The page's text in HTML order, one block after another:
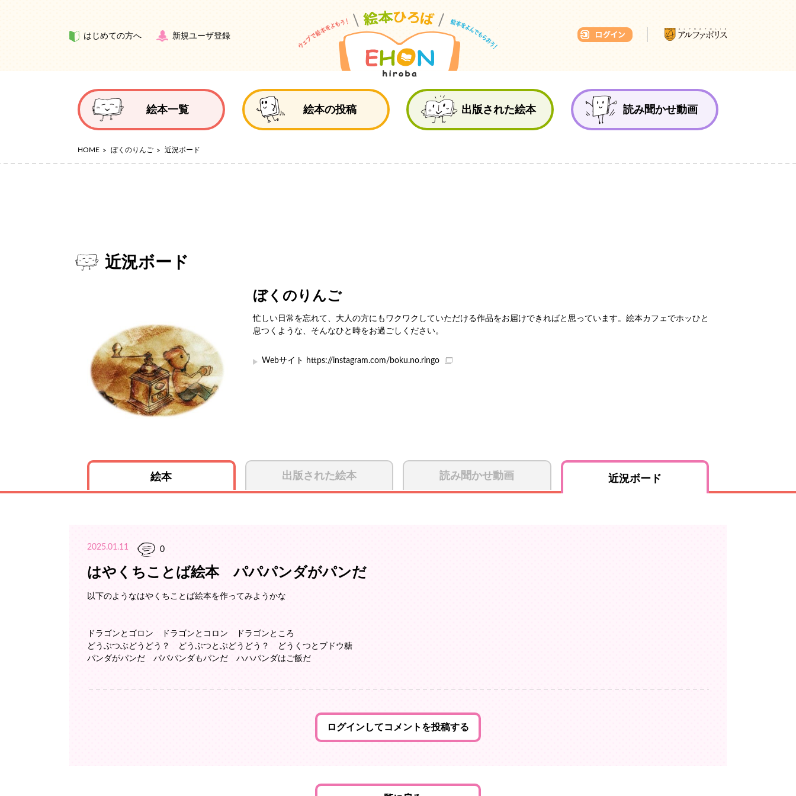
はじめての方へ 新規ユーザ登録
絵本一覧 絵本の投稿 出版された絵本 読み聞かせ動画
HOME ぼくのりんご 近況ボード
近況ボード
ぼくのりんご
忙しい日常を忘れて、大人の方にもワクワクしていただける作品をお届けできればと思っています。絵本カフェでホッひと
息つくような、そんなひと時をお過ごしください。
Webサイト https://instagram.com/boku.no.ringo
絵本 出版された絵本 読み聞かせ動画 近況ボード
2025.01.11 0
はやくちことば絵本 パパパンダがパンだ
以下のようなはやくちことば絵本を作ってみようかな
ドラゴンとゴロン ドラゴンとコロン ドラゴンところ
どうぶつぶどうどう？ どうぶつとぶどうどう？ どうくつとブドウ糖
パンダがパンだ パパパンダもパンだ ハハパンダはご飯だ
ログインしてコメントを投稿する